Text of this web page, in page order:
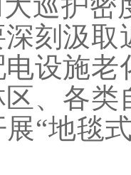
刻汲
设施
、各
“地毯